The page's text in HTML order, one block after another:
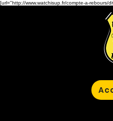
[url="http://www.watchisup.fr/compte-a-rebours/